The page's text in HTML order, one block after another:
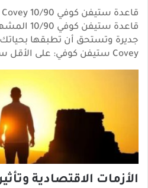
قاعدة
Covey ستيفن كوفي: على الأقل ستتغير ردود…
الأزمات الاقتصادية